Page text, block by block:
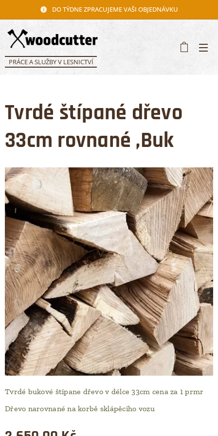
DO TÝDNE ZPRACUJEME VAŠI OBJEDNÁVKU
PRÁCE A SLUŽBY V LESNICTVÍ
Tvrdé štípané dřevo
33cm rovnané ,Buk
Tvrdé bukové štípane dřevo v délce 33cm cena za 1 prmr
Dřevo narovnané na korbě sklápěcího vozu